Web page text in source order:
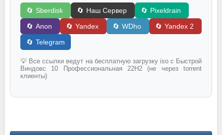
🔄 Sberdisk 🔄 Наш Сервер 🔄 Pixeldrain
🔄 Anon 🔄 Yandex 🔄 WDho 🔄 Yandex 2
🔄 Telegram
💡 Все ссылки ведут на бесплатную загрузку iso с Быстрой
Виндовс 10 Профессиональная 22H2 (не через torrent
клиенты)